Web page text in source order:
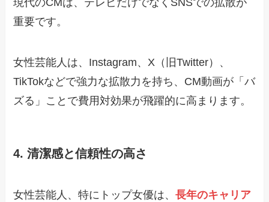
現代のCMは、テレビだけでなくSNSでの拡散が
重要です。
女性芸能人は、Instagram、X（旧Twitter）、
TikTokなどで強力な拡散力を持ち、CM動画が「バ
ズる」ことで費用対効果が飛躍的に高まります。
4. 清潔感と信頼性の高さ
女性芸能人、特にトップ女優は、長年のキャリア